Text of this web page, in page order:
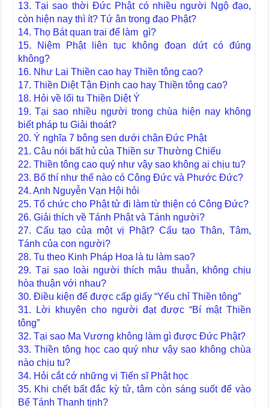
13. Tại sao thời Đức Phật có nhiều người Ngộ đạo,
còn hiện nay thì ít? Tứ ân trong đạo Phật?
14. Thọ Bát quan trai để làm gì?
15. Niệm Phật liên tục không đoạn dứt có đúng
không?
16. Như Lai Thiền cao hay Thiền tông cao?
17. Thiền Diệt Tận Định cao hay Thiền tông cao?
18. Hỏi về lối tu Thiền Diệt Ý
19. Tại sao nhiều người trong chùa hiện nay không
biết pháp tu Giải thoát?
20. Ý nghĩa 7 bông sen dưới chân Đức Phật
21. Câu nói bất hủ của Thiền sư Thường Chiếu
22. Thiền tông cao quý như vậy sao không ai chịu tu?
23. Bố thí như thế nào có Công Đức và Phước Đức?
24. Anh Nguyễn Vạn Hội hỏi
25. Tổ chức cho Phật tử đi làm từ thiện có Công Đức?
26. Giải thích về Tánh Phật và Tánh người?
27. Cấu tạo của một vị Phật? Cấu tạo Thân, Tâm,
Tánh của con người?
28. Tu theo Kinh Pháp Hoa là tu làm sao?
29. Tại sao loài người thích mâu thuẫn, không chịu
hòa thuận với nhau?
30. Điều kiện để được cấp giấy “Yếu chỉ Thiền tông”
31. Lời khuyên cho người đạt được “Bí mật Thiền
tông”
32. Tại sao Ma Vương không làm gì được Đức Phật?
33. Thiền tông học cao quý như vậy sao không chùa
nào chịu tu?
34. Hỏi cắt cớ những vị Tiến sĩ Phật học
35. Khi chết bất đắc kỳ tử, tâm còn sáng suốt để vào
Bể Tánh Thanh tịnh?